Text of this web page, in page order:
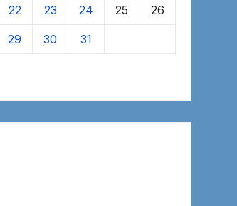
22 23 24 25 26
29 30 31